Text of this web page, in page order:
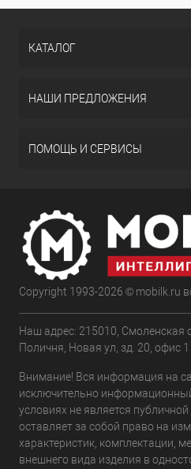
КАТАЛОГ
НАШИ ПРЕДЛОЖЕНИЯ
ПОМОЩЬ И СЕРВИСЫ
Copyright 1993-2026 © mobilk.ru
Наш адрес: 215010, Смоленская
Поличня, Новая ул, зд. 20, офис 1
Внимание! Вся информация на
исключительно
условиях не является
оставляет за собой право на
характеристик, комплектации,
внешнего вида изделия в